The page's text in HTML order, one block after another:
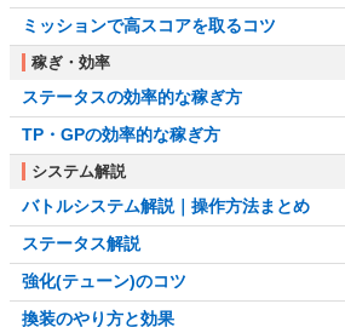
ミッションで高スコアを取るコツ
稼ぎ・効率
ステータスの効率的な稼ぎ方
TP・GPの効率的な稼ぎ方
システム解説
バトルシステム解説｜操作方法まとめ
ステータス解説
強化(テューン)のコツ
換装のやり方と効果